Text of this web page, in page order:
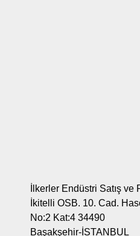
İlkerler Endüstri Satış ve
İkitelli OSB. 10. Cad.
No:2 Kat:4 34490
Başakşehir-İSTANBUL